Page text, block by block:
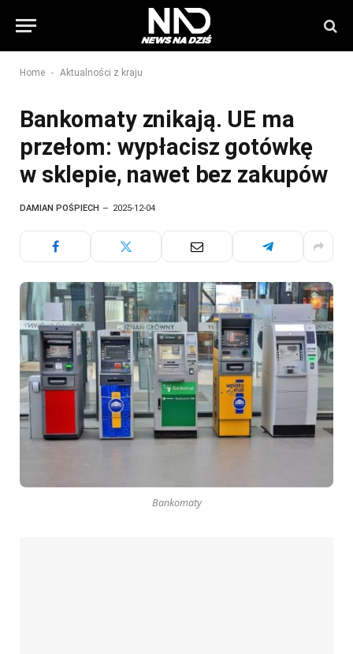
Home - Aktualności z kraju
Bankomaty znikają. UE ma
przełom: wypłacisz gotówkę
w sklepie, nawet bez zakupów
DAMIAN POŚPIECH 2025-12-04
Bankomaty